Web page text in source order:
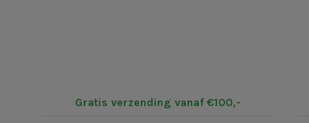
Gratis verzending vanaf €100,-